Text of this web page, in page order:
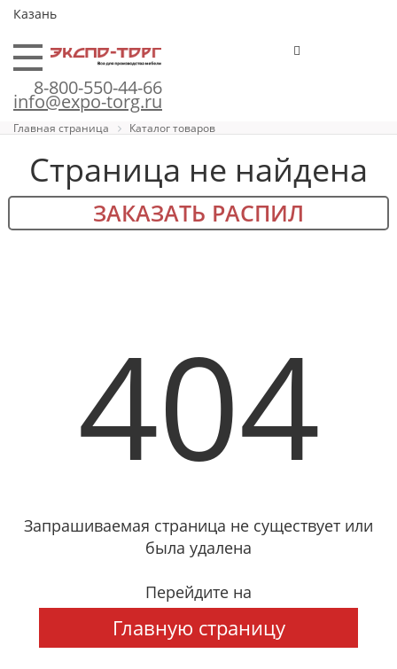
Казань
8-800-550-44-66
info@expo-torg.ru
Главная страница Каталог товаров
Страница не найдена
ЗАКАЗАТЬ РАСПИЛ
404
Запрашиваемая страница не существует или
была удалена
Перейдите на
Главную страницу